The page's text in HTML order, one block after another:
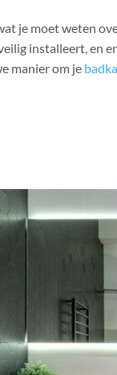
je moet weten
installeert, en
manier om je